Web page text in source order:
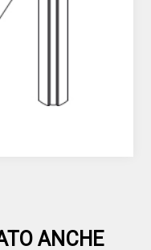
ANCHE